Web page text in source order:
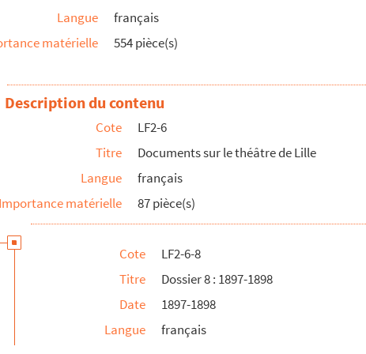
- Théâtre municipal de Lille
des personnalités lilloises
Langue
français
matérielle
554 pièce(s)
Description du contenu
Cote
LF2-6
Titre
Documents sur le théâtre de Lille
Langue
français
Importance matérielle
87 pièce(s)
Cote
LF2-6-8
Titre
Dossier 8 : 1897-1898
Date
1897-1898
Langue
français